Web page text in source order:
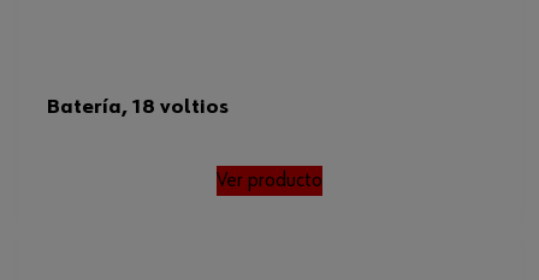
Batería, 18 voltios
Ver producto